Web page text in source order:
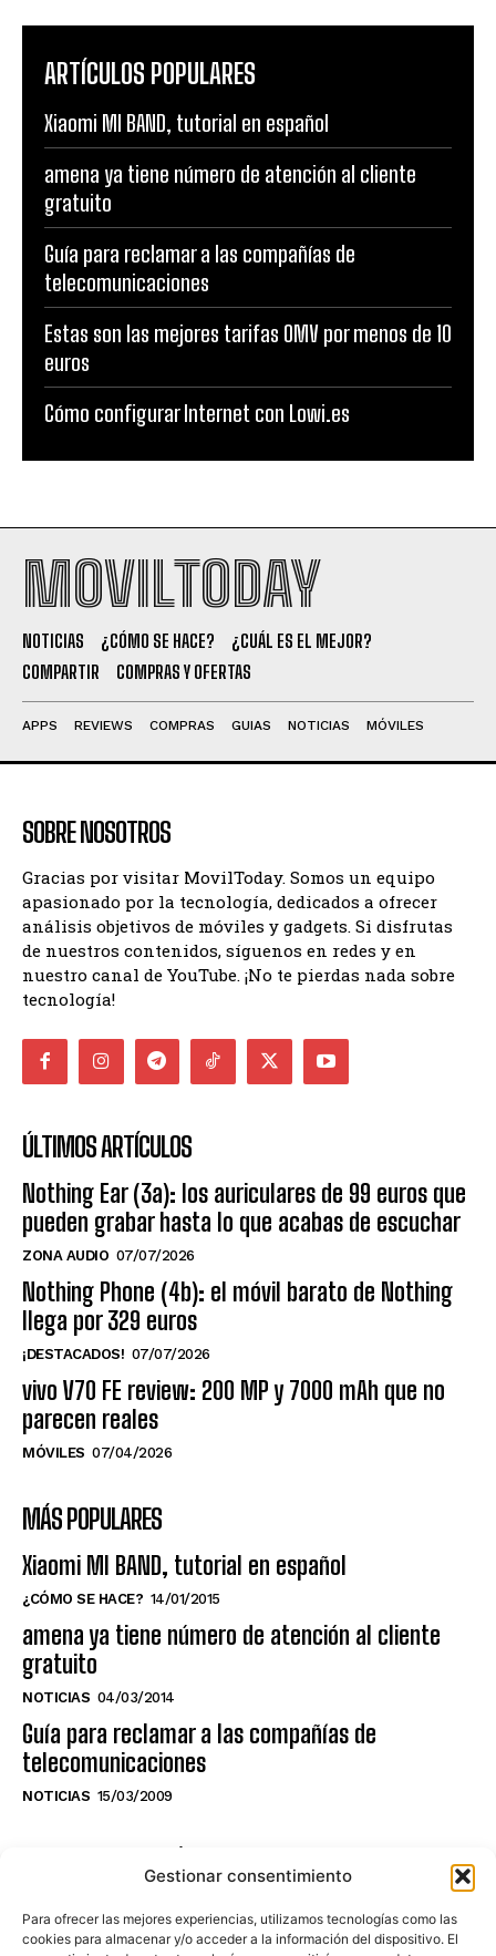
Gestionar consentimiento
Para ofrecer las mejores experiencias, utilizamos tecnologías como las
cookies para almacenar y/o acceder a la información del dispositivo. El
ARTÍCULOS POPULARES
Xiaomi MI BAND, tutorial en español
amena ya tiene número de atención al cliente
gratuito
Guía para reclamar a las compañías de
telecomunicaciones
Estas son las mejores tarifas OMV por menos de 10
euros
Cómo configurar Internet con Lowi.es
MOVILTODAY
NOTICIAS ¿CÓMO SE HACE?
¿CUÁL ES EL MEJOR?
COMPARTIR
COMPRAS Y OFERTAS
APPS REVIEWS COMPRAS GUIAS NOTICIAS MÓVILES
SOBRE NOSOTROS
Gracias por visitar MovilToday. Somos un equipo
apasionado por la tecnología, dedicados a ofrecer
análisis objetivos de móviles y gadgets. Si disfrutas
de nuestros contenidos, síguenos en redes y en
nuestro canal de YouTube. ¡No te pierdas nada sobre
tecnología!
ÚLTIMOS ARTÍCULOS
Nothing Ear (3a): los auriculares de 99 euros que
pueden grabar hasta lo que acabas de escuchar
ZONA AUDIO 07/07/2026
Nothing Phone (4b): el móvil barato de Nothing
llega por 329 euros
¡DESTACADOS! 07/07/2026
vivo V70 FE review: 200 MP y 7000 mAh que no
parecen reales
MÓVILES 07/04/2026
MÁS POPULARES
Xiaomi MI BAND, tutorial en español
¿CÓMO SE HACE? 14/01/2015
amena ya tiene número de atención al cliente
gratuito
NOTICIAS 04/03/2014
Guía para reclamar a las compañías de
telecomunicaciones
NOTICIAS 15/03/2009
NO TE PIERDAS LO ÚLTIMO DEL CANAL